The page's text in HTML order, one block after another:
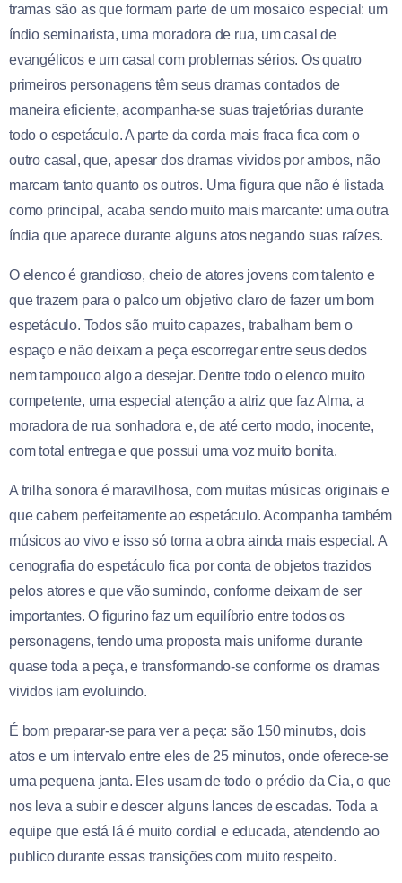
tramas são as que formam parte de um mosaico especial: um
índio seminarista, uma moradora de rua, um casal de
evangélicos e um casal com problemas sérios. Os quatro
primeiros personagens têm seus dramas contados de
maneira eficiente, acompanha-se suas trajetórias durante
todo o espetáculo. A parte da corda mais fraca fica com o
outro casal, que, apesar dos dramas vividos por ambos, não
marcam tanto quanto os outros. Uma figura que não é listada
como principal, acaba sendo muito mais marcante: uma outra
índia que aparece durante alguns atos negando suas raízes.
O elenco é grandioso, cheio de atores jovens com talento e
que trazem para o palco um objetivo claro de fazer um bom
espetáculo. Todos são muito capazes, trabalham bem o
espaço e não deixam a peça escorregar entre seus dedos
nem tampouco algo a desejar. Dentre todo o elenco muito
competente, uma especial atenção a atriz que faz Alma, a
moradora de rua sonhadora e, de até certo modo, inocente,
com total entrega e que possui uma voz muito bonita.
A trilha sonora é maravilhosa, com muitas músicas originais e
que cabem perfeitamente ao espetáculo. Acompanha também
músicos ao vivo e isso só torna a obra ainda mais especial. A
cenografia do espetáculo fica por conta de objetos trazidos
pelos atores e que vão sumindo, conforme deixam de ser
importantes. O figurino faz um equilíbrio entre todos os
personagens, tendo uma proposta mais uniforme durante
quase toda a peça, e transformando-se conforme os dramas
vividos iam evoluindo.
É bom preparar-se para ver a peça: são 150 minutos, dois
atos e um intervalo entre eles de 25 minutos, onde oferece-se
uma pequena janta. Eles usam de todo o prédio da Cia, o que
nos leva a subir e descer alguns lances de escadas. Toda a
equipe que está lá é muito cordial e educada, atendendo ao
publico durante essas transições com muito respeito.